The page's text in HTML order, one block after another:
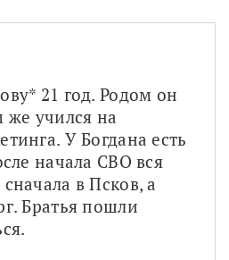
21 год. Родом он
же учился на
У Богдана есть
начала СВО вся
в Псков, а
Братья пошли